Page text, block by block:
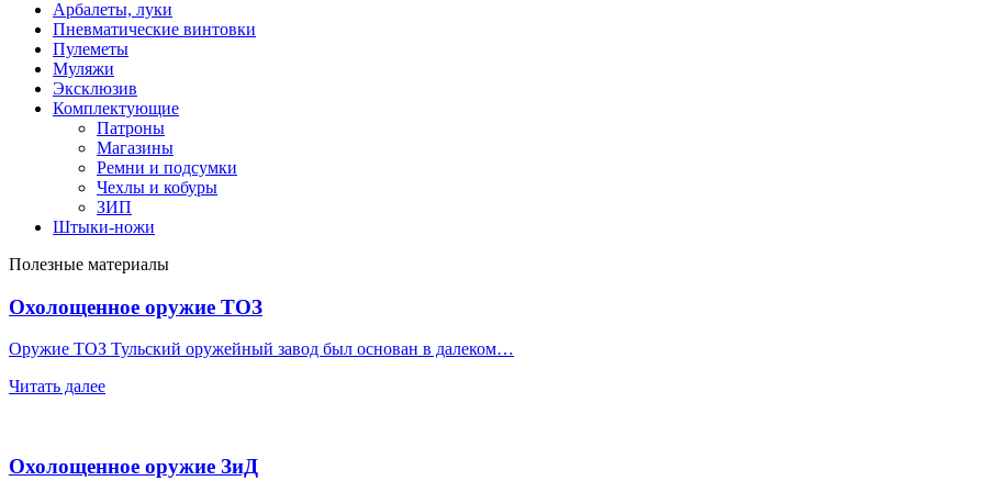
Арбалеты, луки
Пневматические винтовки
Пулеметы
Муляжи
Эксклюзив
Комплектующие
Патроны
Магазины
Ремни и подсумки
Чехлы и кобуры
ЗИП
Штыки-ножи
Полезные материалы
Охолощенное оружие ТОЗ
Оружие ТОЗ Тульский оружейный завод был основан в далеком…
Читать далее
Охолощенное оружие ЗиД